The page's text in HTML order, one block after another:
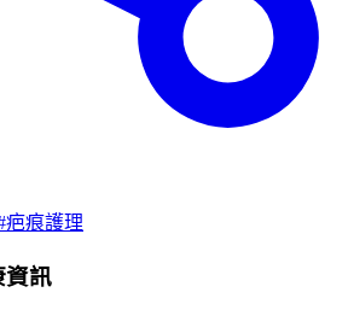
疤痕護理
資訊